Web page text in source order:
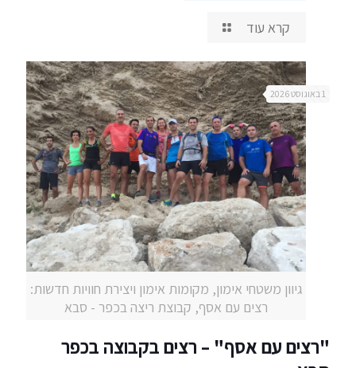
קרא עוד
גיוון משטחי אימון, מקומות אימון ויצירת חוויות חדשות:
רצים עם אסף, קבוצת ריצה בכפר - סבא
1 באוגוסט 2026
"רצים עם אסף" – רצים בקבוצה בכפר